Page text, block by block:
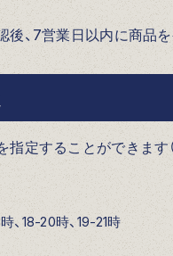
後、7営業日以内に商品
定することができます（
、18-20時、19-21時